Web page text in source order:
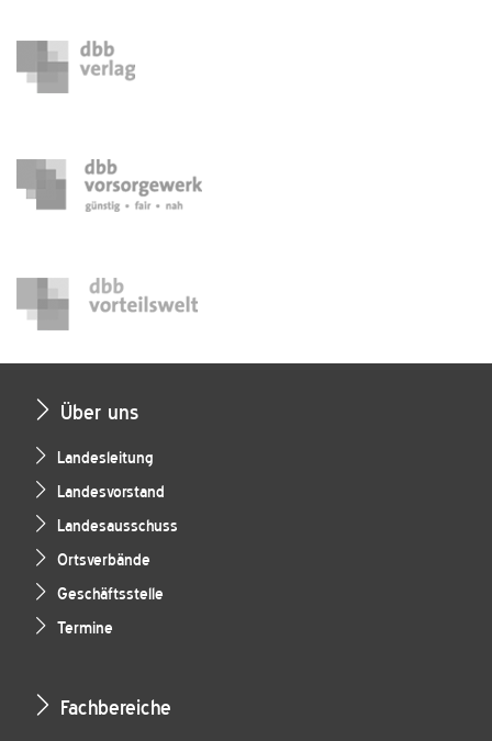
Über uns
Landesleitung
Landesvorstand
Landesausschuss
Ortsverbände
Geschäftsstelle
Termine
Fachbereiche